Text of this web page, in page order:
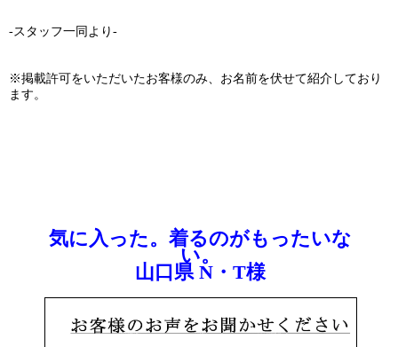
-スタッフ一同より-
※掲載許可をいただいたお客様のみ、お名前を伏せて紹介しており
ます。
気に入った。着るのがもったいな
い。
山口県 N・T様